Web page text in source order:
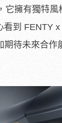
它擁有獨特風
看到 FENTY x
期待未來合作